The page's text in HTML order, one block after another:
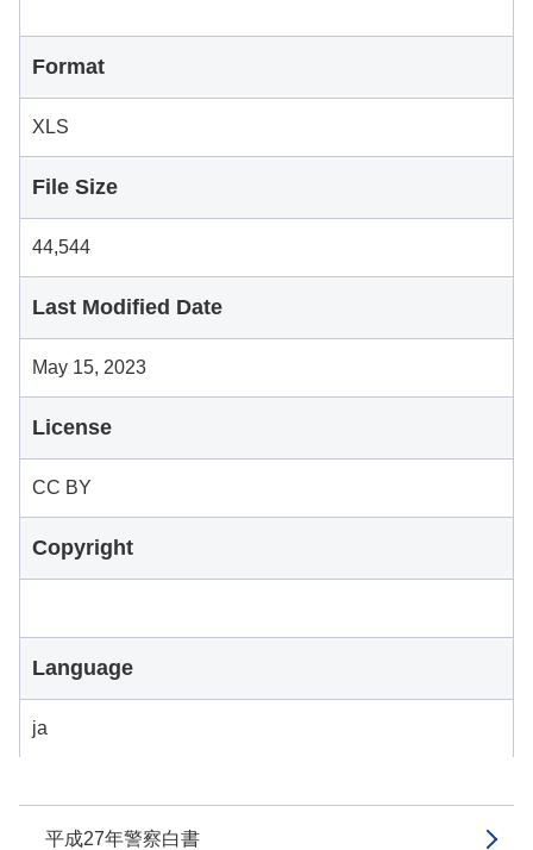
平成27年警察白書
Format
XLS
File Size
44,544
Last Modified Date
May 15, 2023
License
CC BY
Copyright
Language
ja